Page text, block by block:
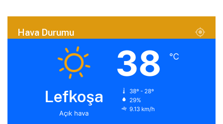
Hava Durumu
Lefkoşa
Açık hava
38 ℃
38º - 28º
29%
9.13 km/h